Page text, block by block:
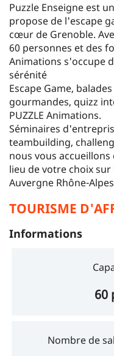
Puzzle Enseigne est
propose de l'escape
cœur de Grenoble.
60 personnes et des
Animations s'occupe
sérénité
Escape Game,
gourmandes, quizz
PUZZLE Animations.
Séminaires
teambuilding,
nous vous
lieu de votre choix
Auvergne Rhône-
TOURISME
Informations
60
Nombre de